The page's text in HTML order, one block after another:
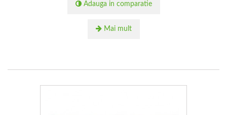
Adauga in comparatie
Mai mult